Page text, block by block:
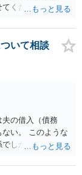
てください。
いて相談
の借入（債務
い。 このような
しかありませ
も，使用貸借では